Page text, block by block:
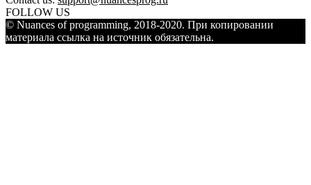
FOLLOW US
© Nuances of programming, 2018-2020. При копировании
материала ссылка на источник обязательна.